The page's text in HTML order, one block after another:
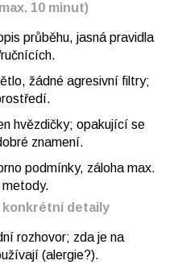
10 minut)
průběhu, jasná pravidla
žádné agresivní filtry;
hvězdičky; opakující se
znamení.
podmínky, záloha max.
konkrétní detaily
rozhovor; zda je na
(alergie?).